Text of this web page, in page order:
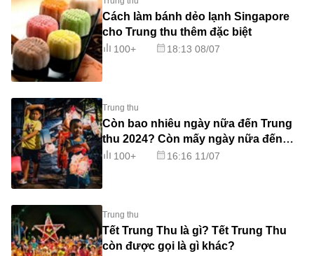
Cách làm bánh dẻo lạnh Singapore
cho Trung thu thêm đặc biệt
100+ 18:13 08/07
Trung thu
Còn bao nhiêu ngày nữa đến Trung
thu 2024? Còn mấy ngày nữa đến
Trung thu?
100+ 16:16 11/07
Trung thu
Tết Trung Thu là gì? Tết Trung Thu
còn được gọi là gì khác?